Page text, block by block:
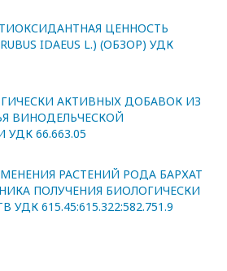
ЦЕННОСТЬ
IDAEUS L.) (ОБЗОР) УДК
АКТИВНЫХ ДОБАВОК ИЗ
ВИНОДЕЛЬЧЕСКОЙ
66.663.05
РАСТЕНИЙ РОДА БАРХАТ
ПОЛУЧЕНИЯ БИОЛОГИЧЕСКИ
615.45:615.322:582.751.9